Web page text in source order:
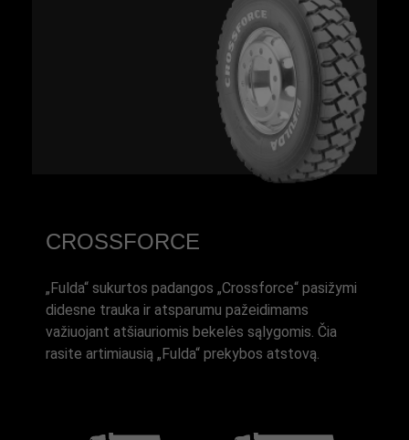
CROSSFORCE
„Fulda“ sukurtos padangos „Crossforce“ pasižymi
didesne trauka ir atsparumu pažeidimams
važiuojant atšiauriomis bekelės sąlygomis. Čia
rasite artimiausią „Fulda“ prekybos atstovą.